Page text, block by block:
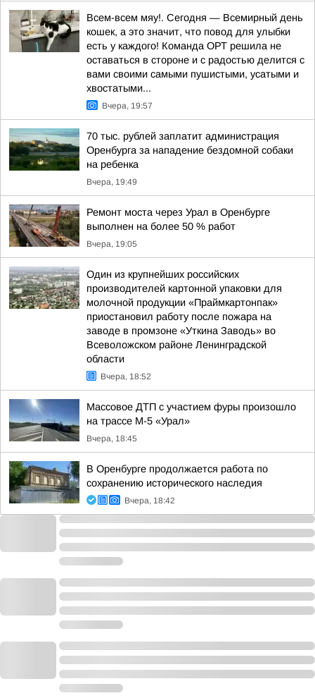
Всем-всем мяу!. Сегодня — Всемирный день
кошек, а это значит, что повод для улыбки
есть у каждого! Команда ОРТ решила не
оставаться в стороне и с радостью делится с
вами своими самыми пушистыми, усатыми и
хвостатыми...
Вчера, 19:57
70 тыс. рублей заплатит администрация
Оренбурга за нападение бездомной собаки
на ребенка
Вчера, 19:49
Ремонт моста через Урал в Оренбурге
выполнен на более 50 % работ
Вчера, 19:05
Один из крупнейших российских
производителей картонной упаковки для
молочной продукции «Праймкартонпак»
приостановил работу после пожара на
заводе в промзоне «Уткина Заводь» во
Всеволожском районе Ленинградской
области
Вчера, 18:52
Массовое ДТП с участием фуры произошло
на трассе М-5 «Урал»
Вчера, 18:45
В Оренбурге продолжается работа по
сохранению исторического наследия
Вчера, 18:42